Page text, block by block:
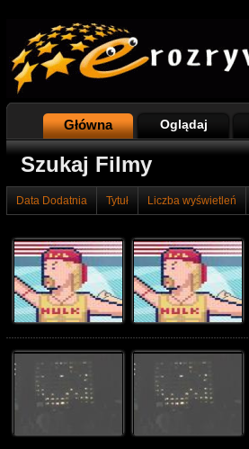
Główna Oglądaj
Szukaj Filmy
Data Dodatnia Tytuł Liczba wyświetleń